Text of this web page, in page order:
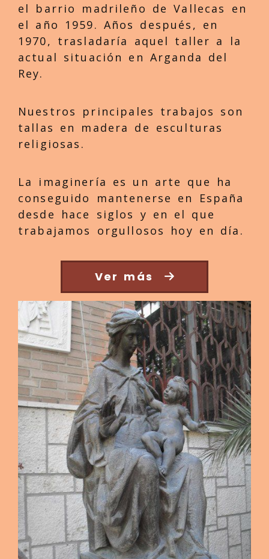
el barrio madrileño de Vallecas en
el año 1959. Años después, en
1970, trasladaría aquel taller a la
actual situación en Arganda del
Rey.
Nuestros principales trabajos son
tallas en madera de esculturas
religiosas.
La imaginería es un arte que ha
conseguido mantenerse en España
desde hace siglos y en el que
trabajamos orgullosos hoy en día.
Ver más